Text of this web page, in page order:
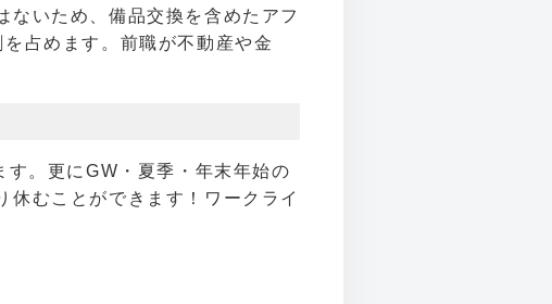
ないため、備品交換を含めたアフ
占めます。前職が不動産や金
。更にGW・夏季・年末年始の
むことができます！ワークライ